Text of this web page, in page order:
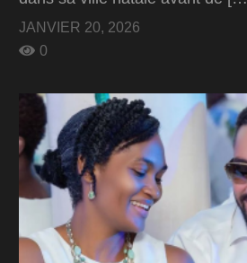
JANVIER 20, 2026
0